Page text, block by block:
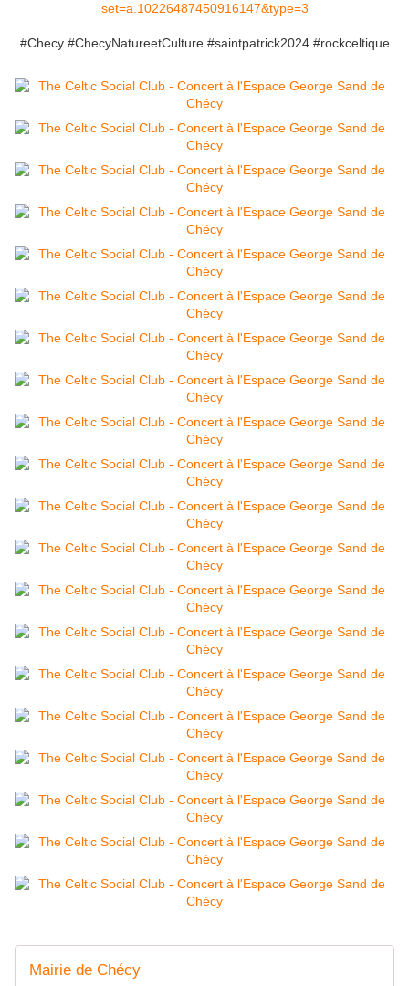
set=a.10226487450916147&type=3
#Checy #ChecyNatureetCulture #saintpatrick2024 #rockceltique
Mairie de Chécy